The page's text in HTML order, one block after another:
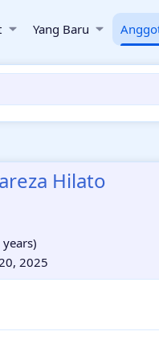
Yang Baru
Hilato
years)
2025